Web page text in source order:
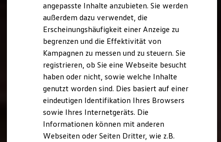
XTL-Dieselkraftstoff
Ersatzteile und Betriebsflüssigkeiten
Original Zubehör und Lifestyle Produkte
myVolkswagen
myVolkswagen Business
Elektrisch & Autonom
Elektro - & Hybridfahrzeuge
Unser Ansatz
Klimafreundlicher Strom
Reichweite & Ladelösungen
Reichweitensimulator
Ladezeitensimulator
Ladelösungen für Privatkunden
Ladelösungen für Gewerbekunden
Wallbox und Ladekabel
angepasste Inhalte anzubieten. Sie werden
außerdem dazu verwendet, die
Erscheinungshäufigkeit einer Anzeige zu
begrenzen und die Effektivität von
Kampagnen zu messen und zu steuern. Sie
registrieren, ob Sie eine Webseite besucht
haben oder nicht, sowie welche Inhalte
genutzt worden sind. Dies basiert auf einer
eindeutigen Identifikation Ihres Browsers
sowie Ihres Internetgeräts. Die
Informationen können mit anderen
Webseiten oder Seiten Dritter, wie z.B.